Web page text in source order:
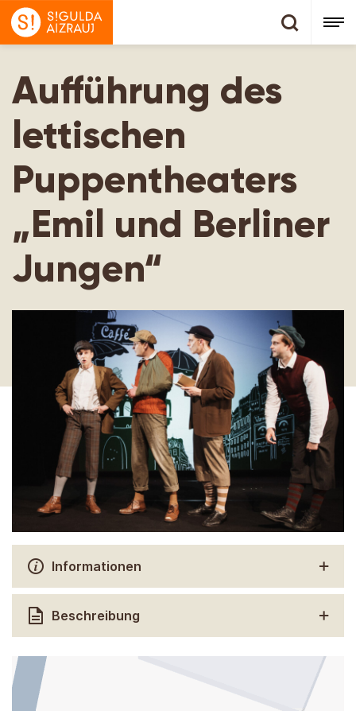
Aufführung des
lettischen
Puppentheaters
„Emil und Berliner
Jungen“
Informationen
Beschreibung